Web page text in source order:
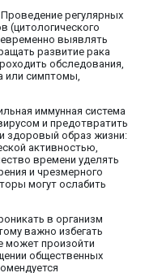
Проведение регулярных
(цитологического
выявлять
развитие рака
обследования,
или симптомы,
иммунная система
и предотвратить
здоровый образ жизни:
активностью,
времени уделять
и чрезмерного
могут ослабить
в организм
важно избегать
может произойти
общественных